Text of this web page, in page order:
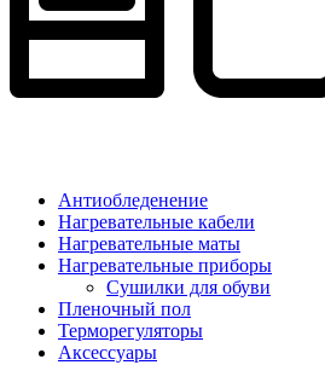
Антиобледенение
Нагревательные кабели
Нагревательные маты
Нагревательные приборы
Сушилки для обуви
Пленочный пол
Терморегуляторы
Аксессуары